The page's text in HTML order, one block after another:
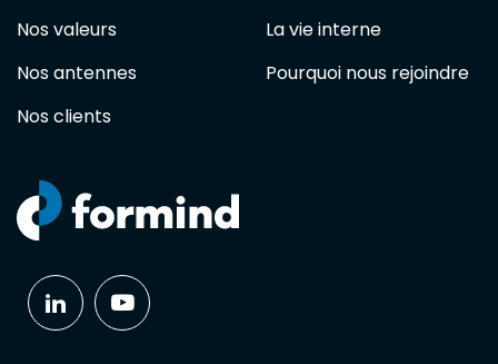
Nos valeurs
Nos antennes
Nos clients
La vie interne
Pourquoi nous rejoindre